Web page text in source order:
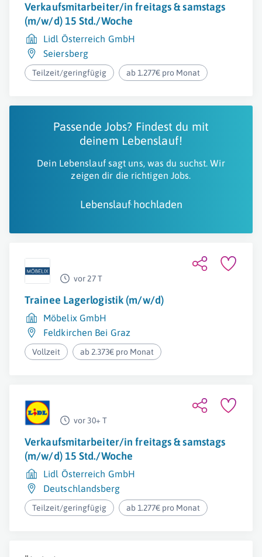
Verkaufsmitarbeiter/in freitags & samstags
(m/w/d) 15 Std./Woche
Lidl Österreich GmbH
Seiersberg
Teilzeit/geringfügig ab 1.277€ pro Monat
Passende Jobs? Findest du mit
deinem Lebenslauf!
Dein Lebenslauf sagt uns, was du suchst. Wir
zeigen dir die richtigen Jobs.
Lebenslauf hochladen
vor 27 T
Trainee Lagerlogistik (m/w/d)
Möbelix GmbH
Feldkirchen Bei Graz
Vollzeit ab 2.373€ pro Monat
vor 30+ T
Verkaufsmitarbeiter/in freitags & samstags
(m/w/d) 15 Std./Woche
Lidl Österreich GmbH
Deutschlandsberg
Teilzeit/geringfügig ab 1.277€ pro Monat